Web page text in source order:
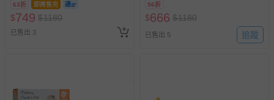
部分商品依據消費者保護法的規定，不適用七天鑑賞期/猶
豫期範圍：
63折 即將售完
$749 $1180
已售出 3
56折
$666 $1180
已售出 5 追蹤